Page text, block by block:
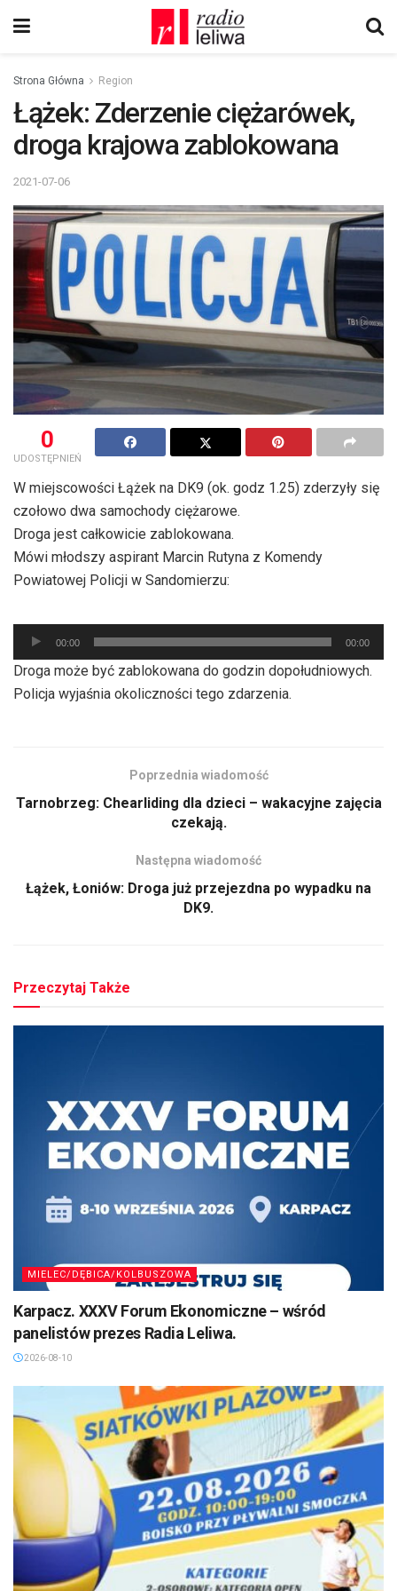
Strona Główna Region
Łążek: Zderzenie ciężarówek,
droga krajowa zablokowana
2021-07-06
0
UDOSTĘPNIEŃ
W miejscowości Łążek na DK9 (ok. godz 1.25) zderzyły się
czołowo dwa samochody ciężarowe.
Droga jest całkowicie zablokowana.
Mówi młodszy aspirant Marcin Rutyna z Komendy
Powiatowej Policji w Sandomierzu:
Odtwarzacz
plików
dźwiękowych
00:00 00:00
Droga może być zablokowana do godzin dopołudniowych.
Policja wyjaśnia okoliczności tego zdarzenia.
Poprzednia wiadomość
Tarnobrzeg: Chearliding dla dzieci – wakacyjne zajęcia
czekają.
Następna wiadomość
Łążek, Łoniów: Droga już przejezdna po wypadku na
DK9.
Przeczytaj Także
MIELEC/DĘBICA/KOLBUSZOWA
Karpacz. XXXV Forum Ekonomiczne – wśród
panelistów prezes Radia Leliwa.
2026-08-10